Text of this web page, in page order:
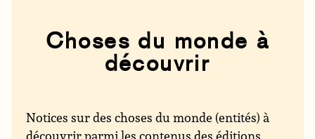
Choses du monde à
découvrir
Notices sur des choses du monde (entités) à